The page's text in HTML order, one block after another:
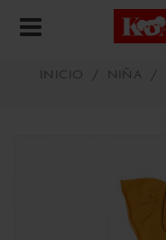
INICIO / NIÑA /